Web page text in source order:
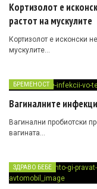
Кортизолот е
растот на мускулите
Кортизолот е исконски
мускулите…
БРЕМЕНОСТ
Вагиналните
Вагинални пробиотски
вагината…
ЗДРАВО БЕБЕ